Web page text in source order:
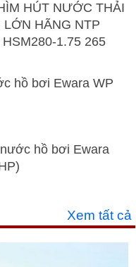
HÚT NƯỚC THẢI
HÃNG NTP
1.75 265
hồ bơi Ewara WP
hồ bơi Ewara
Xem tất cả